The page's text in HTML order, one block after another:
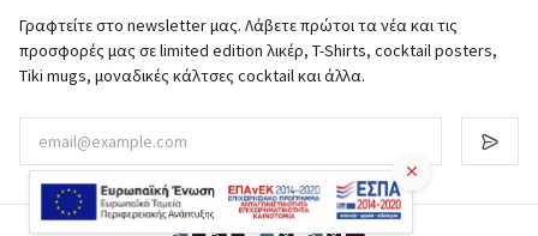
Γραφτείτε στο newsletter μας. Λάβετε πρώτοι τα νέα και τις
προσφορές μας σε limited edition λικέρ, T-Shirts, cocktail posters,
Tiki mugs, μοναδικές κάλτσες cocktail και άλλα.